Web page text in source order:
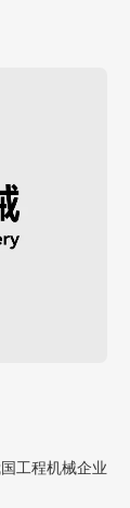
工程机械企业